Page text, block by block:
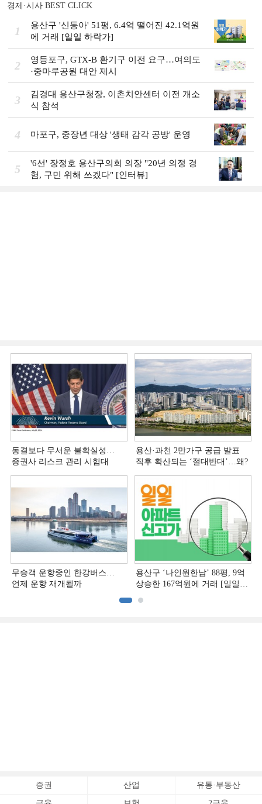
경제·시사 BEST CLICK
1
용산구 '신동아' 51평, 6.4억 떨어진 42.1억원
에 거래 [일일 하락가]
2
영등포구, GTX-B 환기구 이전 요구…여의도
·중마루공원 대안 제시
3
김경대 용산구청장, 이촌치안센터 이전 개소
식 참석
4 마포구, 중장년 대상 '생태 감각 공방' 운영
5
'6선' 장정호 용산구의회 의장 "20년 의정 경
험, 구민 위해 쓰겠다" [인터뷰]
동결보다 무서운 불확실성…
증권사 리스크 관리 시험대
용산·과천 2만가구 공급 발표
직후 확산되는 ‘절대반대’…왜?
무승객 운항중인 한강버스…
언제 운항 재개될까
용산구 ‘나인원한남’ 88평, 9억
상승한 167억원에 거래 [일일
증권 산업 유통·부동산